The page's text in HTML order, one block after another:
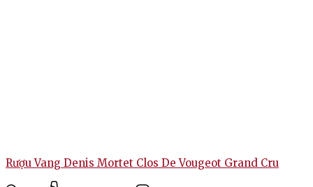
Rượu Vang Denis Mortet Clos De Vougeot Grand Cru